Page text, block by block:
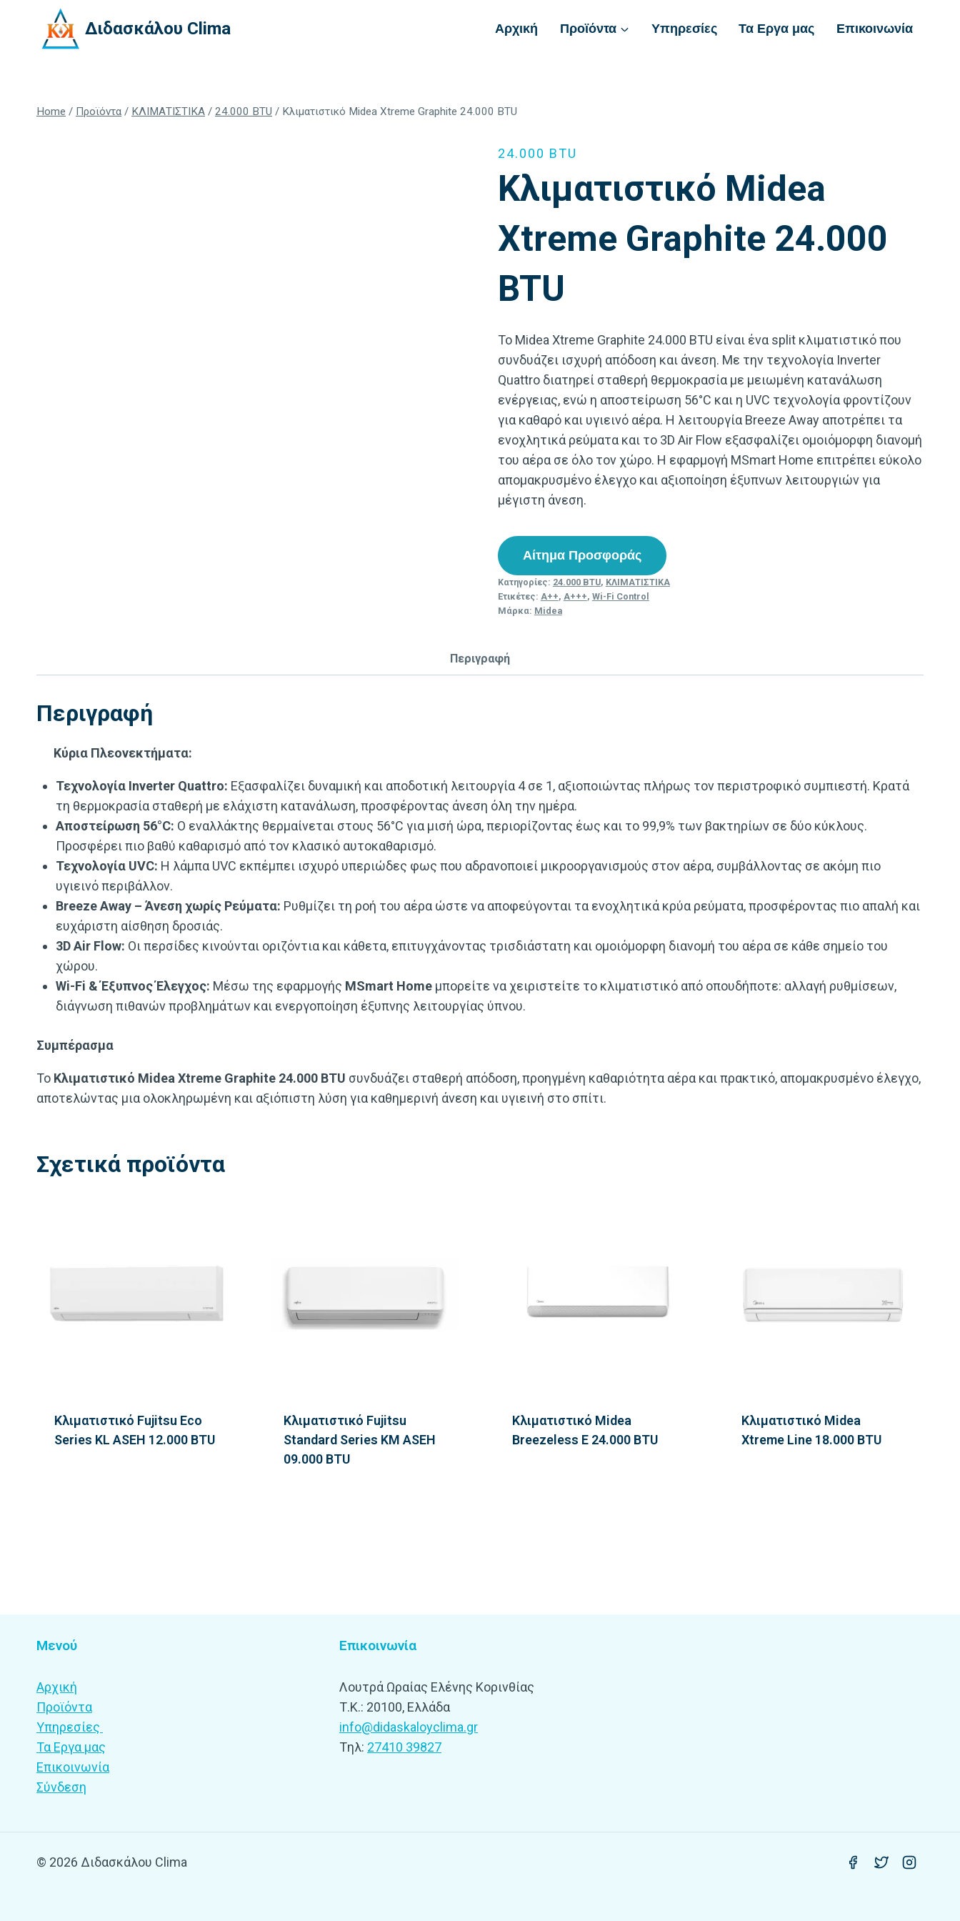
content
Διδασκάλου Clima Αρχική Προϊόντα Υπηρεσίες Τα Εργα μας Επικοινωνία
Home / Προϊόντα / ΚΛΙΜΑΤΙΣΤΙΚΑ / 24.000 BTU / Κλιματιστικό Midea Xtreme Graphite 24.000 BTU
24.000 BTU
Κλιματιστικό Midea
Xtreme Graphite 24.000
BTU
Το Midea Xtreme Graphite 24.000 BTU είναι ένα split κλιματιστικό που
συνδυάζει ισχυρή απόδοση και άνεση. Με την τεχνολογία Inverter
Quattro διατηρεί σταθερή θερμοκρασία με μειωμένη κατανάλωση
ενέργειας, ενώ η αποστείρωση 56°C και η UVC τεχνολογία φροντίζουν
για καθαρό και υγιεινό αέρα. Η λειτουργία Breeze Away αποτρέπει τα
ενοχλητικά ρεύματα και το 3D Air Flow εξασφαλίζει ομοιόμορφη διανομή
του αέρα σε όλο τον χώρο. Η εφαρμογή MSmart Home επιτρέπει εύκολο
απομακρυσμένο έλεγχο και αξιοποίηση έξυπνων λειτουργιών για
μέγιστη άνεση.
Αίτημα Προσφοράς
Κατηγορίες: 24.000 BTU, ΚΛΙΜΑΤΙΣΤΙΚΑ
Ετικέτες: A++, A+++, Wi-Fi Control
Μάρκα: Midea
Περιγραφή
Περιγραφή
Κύρια Πλεονεκτήματα:
Τεχνολογία Inverter Quattro: Εξασφαλίζει δυναμική και αποδοτική λειτουργία 4 σε 1, αξιοποιώντας πλήρως τον περιστροφικό συμπιεστή. Κρατά
τη θερμοκρασία σταθερή με ελάχιστη κατανάλωση, προσφέροντας άνεση όλη την ημέρα.
Αποστείρωση 56°C: Ο εναλλάκτης θερμαίνεται στους 56°C για μισή ώρα, περιορίζοντας έως και το 99,9% των βακτηρίων σε δύο κύκλους.
Προσφέρει πιο βαθύ καθαρισμό από τον κλασικό αυτοκαθαρισμό.
Τεχνολογία UVC: Η λάμπα UVC εκπέμπει ισχυρό υπεριώδες φως που αδρανοποιεί μικροοργανισμούς στον αέρα, συμβάλλοντας σε ακόμη πιο
υγιεινό περιβάλλον.
Breeze Away – Άνεση χωρίς Ρεύματα: Ρυθμίζει τη ροή του αέρα ώστε να αποφεύγονται τα ενοχλητικά κρύα ρεύματα, προσφέροντας πιο απαλή και
ευχάριστη αίσθηση δροσιάς.
3D Air Flow: Οι περσίδες κινούνται οριζόντια και κάθετα, επιτυγχάνοντας τρισδιάστατη και ομοιόμορφη διανομή του αέρα σε κάθε σημείο του
χώρου.
Wi-Fi & Έξυπνος Έλεγχος: Μέσω της εφαρμογής MSmart Home μπορείτε να χειριστείτε το κλιματιστικό από οπουδήποτε: αλλαγή ρυθμίσεων,
διάγνωση πιθανών προβλημάτων και ενεργοποίηση έξυπνης λειτουργίας ύπνου.
Συμπέρασμα
Το Κλιματιστικό Midea Xtreme Graphite 24.000 BTU συνδυάζει σταθερή απόδοση, προηγμένη καθαριότητα αέρα και πρακτικό, απομακρυσμένο έλεγχο,
αποτελώντας μια ολοκληρωμένη και αξιόπιστη λύση για καθημερινή άνεση και υγιεινή στο σπίτι.
Σχετικά προϊόντα
Κλιματιστικό Fujitsu Eco
Series KL ASEH 12.000 BTU
Κλιματιστικό Fujitsu
Standard Series KM ASEH
09.000 BTU
Κλιματιστικό Midea
Breezeless E 24.000 BTU
Κλιματιστικό Midea
Xtreme Line 18.000 BTU
Μενού
Αρχική
Προϊόντα
Υπηρεσίες
Τα Εργα μας
Επικοινωνία
Σύνδεση
Επικοινωνία
Λουτρά Ωραίας Ελένης Κορινθίας
Τ.Κ.: 20100, Ελλάδα
info@didaskaloyclima.gr
Tηλ: 27410 39827
© 2026 Διδασκάλου Clima